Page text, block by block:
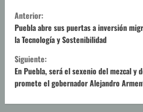
S
i
g
u
e
Anterior:
Puebla abre sus puertas a inversión
la Tecnología y Sostenibilidad
Siguiente:
En Puebla, será el sexenio del mezcal y
promete el gobernador Alejandro